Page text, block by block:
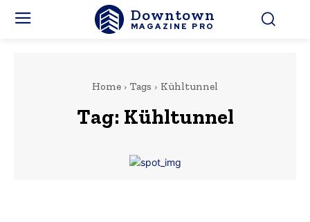
Downtown
MAGAZINE PRO
Home Tags Kühltunnel
Tag: Kühltunnel